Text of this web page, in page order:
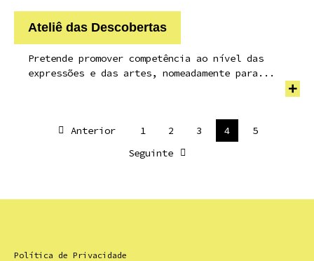
Ateliê das Descobertas
Pretende promover competência ao nível das
expressões e das artes, nomeadamente para...
+
Anterior 1 2 3 4
5
Seguinte
Política de Privacidade